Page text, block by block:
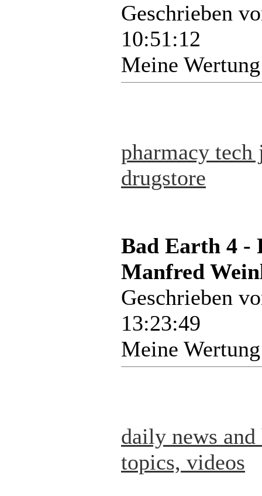
Geschrieben
10:51:12
Meine
pharmacy
drugstore
Bad Earth 4 -
Manfred
Geschrieben
13:23:49
Meine
daily news
topics, videos